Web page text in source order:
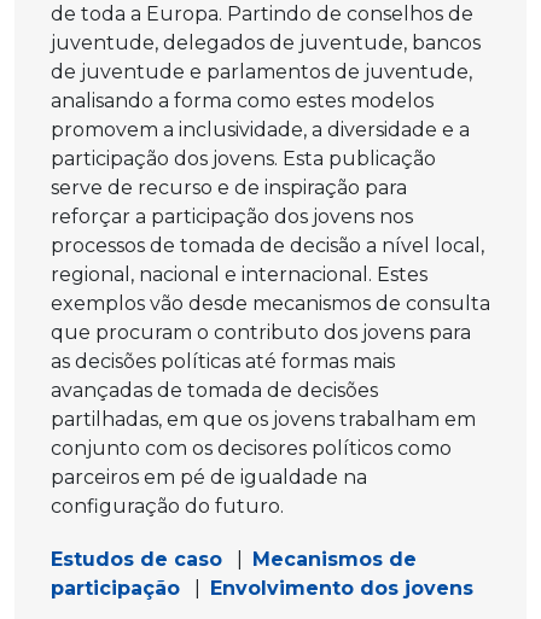
de toda a Europa. Partindo de conselhos de
juventude, delegados de juventude, bancos
de juventude e parlamentos de juventude,
analisando a forma como estes modelos
promovem a inclusividade, a diversidade e a
participação dos jovens. Esta publicação
serve de recurso e de inspiração para
reforçar a participação dos jovens nos
processos de tomada de decisão a nível local,
regional, nacional e internacional. Estes
exemplos vão desde mecanismos de consulta
que procuram o contributo dos jovens para
as decisões políticas até formas mais
avançadas de tomada de decisões
partilhadas, em que os jovens trabalham em
conjunto com os decisores políticos como
parceiros em pé de igualdade na
configuração do futuro.
Estudos de caso
Mecanismos de
participação
Envolvimento dos jovens